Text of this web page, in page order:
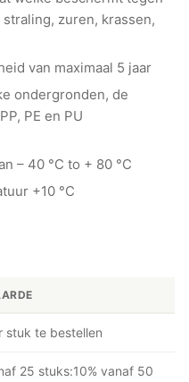
zuren, krassen,
van maximaal 5 jaar
ondergronden, de
PE en PU
– 40 °C to + 80 °C
+10 °C
stuk te bestellen
25 stuks:10% vanaf 50